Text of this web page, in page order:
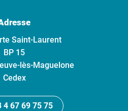
Saint-Laurent
BP 15
lès-Maguelone
Cedex
4 67 69 75 75